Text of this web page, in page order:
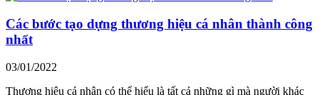
Các bước tạo dựng thương hiệu cá nhân thành công
nhất
03/01/2022
Thương hiệu cá nhân có thể hiểu là tất cả những gì mà người khác